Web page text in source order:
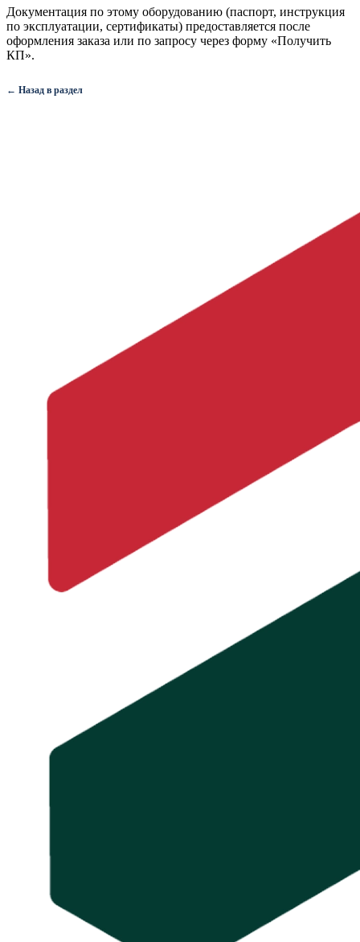
Документация по этому оборудованию (паспорт, инструкция
по эксплуатации, сертификаты) предоставляется после
оформления заказа или по запросу через форму «Получить
КП».
← Назад в раздел